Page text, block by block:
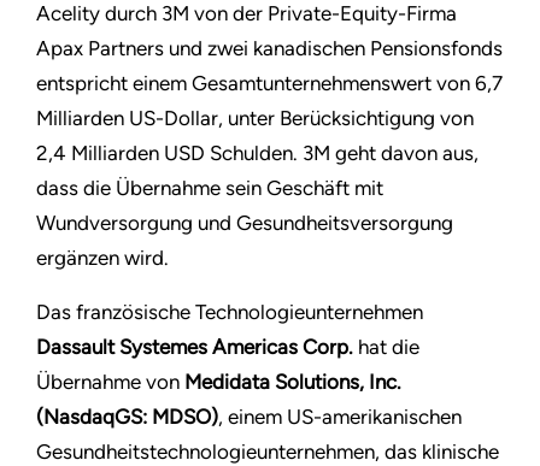
Acelity durch 3M von der Private-Equity-Firma
Apax Partners und zwei kanadischen Pensionsfonds
entspricht einem Gesamtunternehmenswert von 6,7
Milliarden US-Dollar, unter Berücksichtigung von
2,4 Milliarden USD Schulden. 3M geht davon aus,
dass die Übernahme sein Geschäft mit
Wundversorgung und Gesundheitsversorgung
ergänzen wird.
Das französische Technologieunternehmen
Dassault Systemes Americas Corp. hat die
Übernahme von Medidata Solutions, Inc.
(NasdaqGS: MDSO), einem US-amerikanischen
Gesundheitstechnologieunternehmen, das klinische